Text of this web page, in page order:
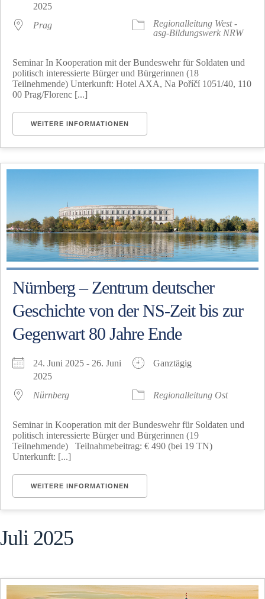
2025
Prag
Regionalleitung West -
asg-Bildungswerk NRW
Seminar In Kooperation mit der Bundeswehr für Soldaten und
politisch interessierte Bürger und Bürgerinnen (18
Teilnehmende) Unterkunft: Hotel AXA, Na Poříčí 1051/40, 110
00 Prag/Florenc [...]
WEITERE INFORMATIONEN
Nürnberg – Zentrum deutscher
Geschichte von der NS-Zeit bis zur
Gegenwart 80 Jahre Ende
24. Juni 2025 - 26. Juni
2025
Ganztägig
Nürnberg Regionalleitung Ost
Seminar in Kooperation mit der Bundeswehr für Soldaten und
politisch interessierte Bürger und Bürgerinnen (19
Teilnehmende) Teilnahmebeitrag: € 490 (bei 19 TN)
Unterkunft: [...]
WEITERE INFORMATIONEN
Juli 2025